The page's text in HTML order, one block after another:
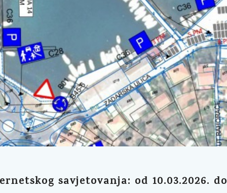
savjetovanja: od 10.03.2026.